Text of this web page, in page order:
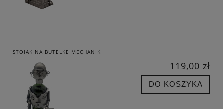
STOJAK NA BUTELKĘ MECHANIK
119,00 zł
DO KOSZYKA